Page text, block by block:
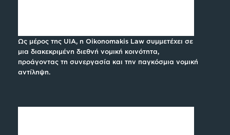
Ως μέρος της UIA, η Oikonomakis Law συμμετέχει σε
μια διακεκριμένη διεθνή νομική κοινότητα,
προάγοντας τη συνεργασία και την παγκόσμια νομική
αντίληψη.